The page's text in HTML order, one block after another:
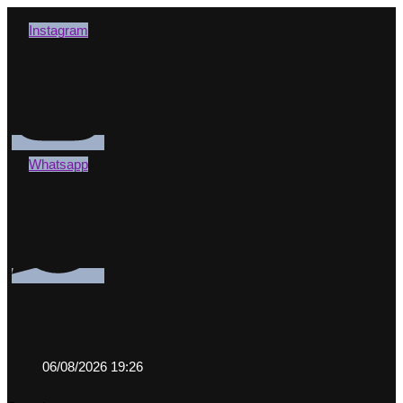
Instagram
Whatsapp
06/08/2026 19:26